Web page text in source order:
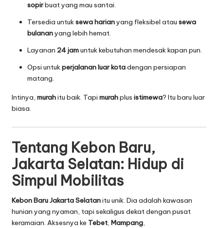
sopirbuat yang mau santai.
Tersedia untuksewa harianyang fleksibel atau sewa
bulananyang lebih hemat.
Layanan 24 jamuntuk kebutuhan mendesak kapan pun.
Opsi untukperjalanan luar kotadengan persiapan
matang.
Intinya, murahitu baik. Tapi murahplus istimewa? Itu baru luar
biasa.
Tentang Kebon Baru,
Jakarta Selatan: Hidup di
Simpul Mobilitas
Kebon Baru Jakarta Selatanitu unik. Dia adalah kawasan
hunian yang nyaman, tapi sekaligus dekat dengan pusat
keramaian. Aksesnya ke Tebet, Mampang,